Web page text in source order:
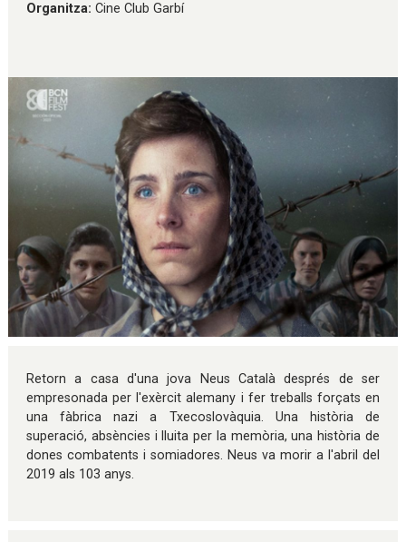
Organitza: Cine Club Garbí
Retorn a casa d'una jova Neus Català després de ser
empresonada per l'exèrcit alemany i fer treballs forçats en
una fàbrica nazi a Txecoslovàquia. Una història de
superació, absències i lluita per la memòria, una història de
dones combatents i somiadores. Neus va morir a l'abril del
2019 als 103 anys.